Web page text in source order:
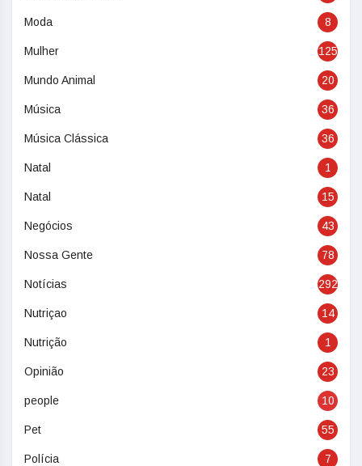
Moda 8
Mulher 125
Mundo Animal 20
Música 36
Música Clássica 36
Natal 1
Natal 15
Negócios 43
Nossa Gente 78
Notícias 292
Nutriçao 14
Nutrição 1
Opinião 23
people 10
Pet 55
Polícia 7